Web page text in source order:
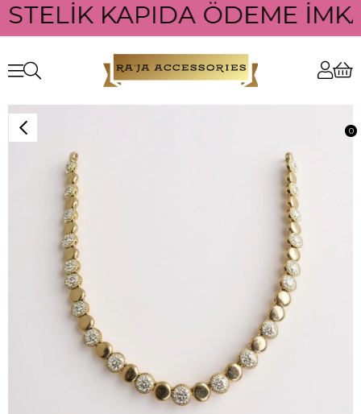
KAPIDA ÖDEME
0